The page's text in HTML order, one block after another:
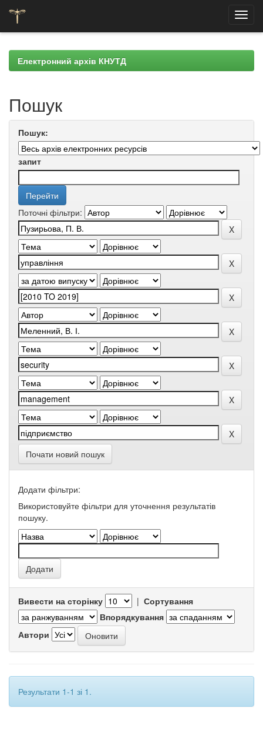
navigationЕлектронний архів КНУТД
Пошук
Пошук:
запит
Поточні фільтри:
Почати новий пошук
Додати фільтри:
Використовуйте фільтри для уточнення результатів
пошуку.
Вивести на сторінку | Сортування
Впорядкування
Автори
Результати 1-1 зі 1.